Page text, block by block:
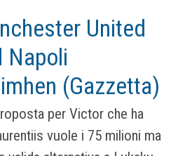
United
Napoli
(Gazzetta)
per Victor che ha
vuole i 75 milioni ma